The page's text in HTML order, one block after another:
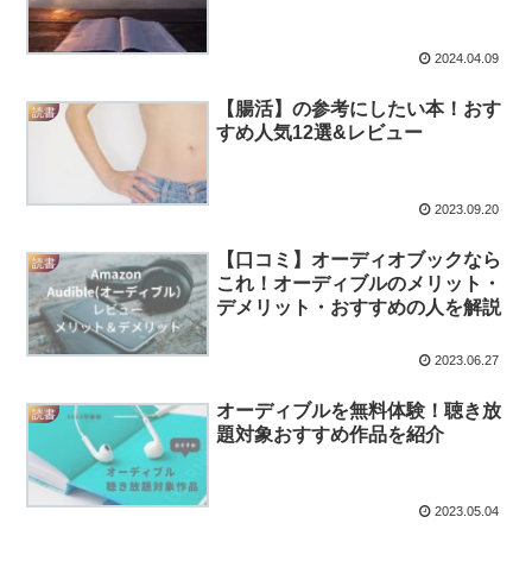
2024.04.09
読書
【腸活】の参考にしたい本！おす
すめ人気12選&レビュー
2023.09.20
読書
【口コミ】オーディオブックなら
これ！オーディブルのメリット・
デメリット・おすすめの人を解説
2023.06.27
読書
オーディブルを無料体験！聴き放
題対象おすすめ作品を紹介
2023.05.04